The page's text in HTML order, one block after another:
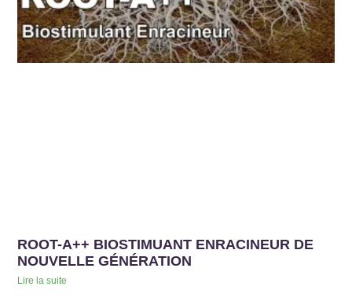
ROOT-A++ BIOSTIMUANT ENRACINEUR DE
NOUVELLE GÉNÉRATION
Lire la suite